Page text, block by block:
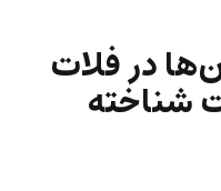
در فلات
شناخته